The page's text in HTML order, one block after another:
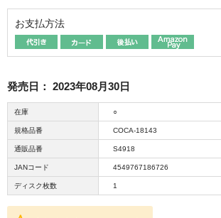
お支払方法
発売日： 2023年08月30日
在庫 ○
規格品番 COCA-18143
通販品番 S4918
JANコード 4549767186726
ディスク枚数 1